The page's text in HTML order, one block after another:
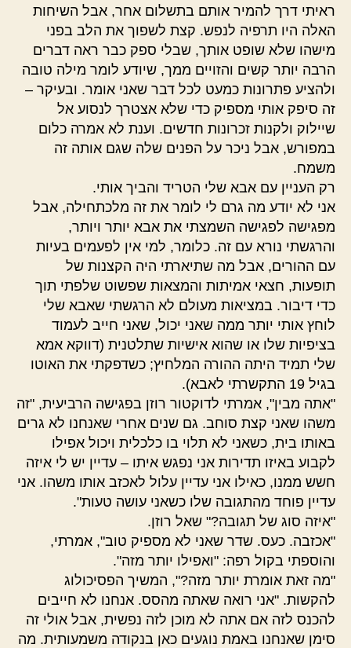
ראיתי דרך להמיר אותם בתשלום אחר, אבל השיחות
האלה היו תרפיה לנפש. קצת לשפוך את הלב בפני
מישהו שלא שופט אותך, שבלי ספק כבר ראה דברים
הרבה יותר קשים והזויים ממך, שיודע לומר מילה טובה
ולהציע פתרונות כמעט לכל דבר שאני אומר. ובעיקר –
זה סיפק אותי מספיק כדי שלא אצטרך לנסוע אל
שיילוק ולקנות זכרונות חדשים. וענת לא אמרה כלום
במפורש, אבל ניכר על הפנים שלה שגם אותה זה
משמח.
רק העניין עם אבא שלי הטריד והביך אותי.
אני לא יודע מה גרם לי לומר את זה מלכתחילה, אבל
מפגישה לפגישה השמצתי את אבא יותר ויותר,
והרגשתי נורא עם זה. כלומר, למי אין לפעמים בעיות
עם ההורים, אבל מה שתיארתי היה הקצנות של
תופעות, חצאי אמיתות והמצאות שפשוט שלפתי תוך
כדי דיבור. במציאות מעולם לא הרגשתי שאבא שלי
לוחץ אותי יותר ממה שאני יכול, שאני חייב לעמוד
בציפיות שלו או שהוא אישיות שתלטנית (דווקא אמא
שלי תמיד היתה ההורה המלחיץ; כשדפקתי את האוטו
בגיל 19 התקשרתי לאבא).
"אתה מבין", אמרתי לדוקטור רוזן בפגישה הרביעית, "זה
משהו שאני קצת סוחב. גם שנים אחרי שאנחנו לא גרים
באותו בית, כשאני לא תלוי בו כלכלית ויכול אפילו
לקבוע באיזו תדירות אני נפגש איתו – עדיין יש לי איזה
חשש ממנו, כאילו אני עדיין עלול לאכזב אותו משהו. אני
עדיין פוחד מהתגובה שלו כשאני עושה טעות".
"איזה סוג של תגובה?" שאל רוזן.
"אכזבה. כעס. שדר שאני לא מספיק טוב", אמרתי,
והוספתי בקול רפה: "ואפילו יותר מזה".
"מה זאת אומרת יותר מזה?", המשיך הפסיכולוג
להקשות. "אני רואה שאתה מהסס. אנחנו לא חייבים
להכנס לזה אם אתה לא מוכן לזה נפשית, אבל אולי זה
סימן שאנחנו באמת נוגעים כאן בנקודה משמעותית. מה